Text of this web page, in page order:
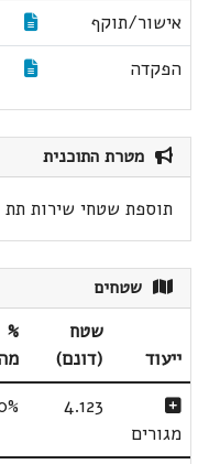
אישור/תוקף
הפקדה
מטרת התוכנית
תוספת שטחי שירות תת
שטחים
ייעוד
שטח
(דונם)
%
מגורים
4.123